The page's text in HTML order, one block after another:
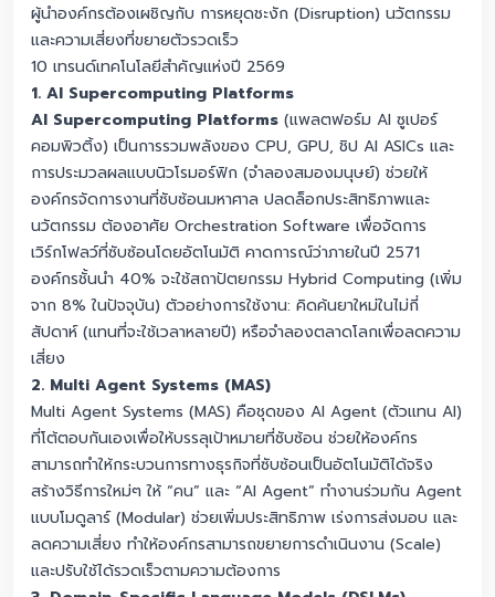
ผู้นำองค์กรต้องเผชิญกับ การหยุดชะงัก (Disruption) นวัตกรรม
และความเสี่ยงที่ขยายตัวรวดเร็ว
10 เทรนด์เทคโนโลยีสำคัญแห่งปี 2569
1. AI Supercomputing Platforms
AI Supercomputing Platforms (แพลตฟอร์ม AI ซูเปอร์
คอมพิวติ้ง) เป็นการรวมพลังของ CPU, GPU, ชิป AI ASICs และ
การประมวลผลแบบนิวโรมอร์ฟิก (จำลองสมองมนุษย์) ช่วยให้
องค์กรจัดการงานที่ซับซ้อนมหาศาล ปลดล็อกประสิทธิภาพและ
นวัตกรรม ต้องอาศัย Orchestration Software เพื่อจัดการ
เวิร์กโฟลว์ที่ซับซ้อนโดยอัตโนมัติ คาดการณ์ว่าภายในปี 2571
องค์กรชั้นนำ 40% จะใช้สถาปัตยกรรม Hybrid Computing (เพิ่ม
จาก 8% ในปัจจุบัน) ตัวอย่างการใช้งาน: คิดค้นยาใหม่ในไม่กี่
สัปดาห์ (แทนที่จะใช้เวลาหลายปี) หรือจำลองตลาดโลกเพื่อลดความ
เสี่ยง
2. Multi Agent Systems (MAS)
Multi Agent Systems (MAS) คือชุดของ AI Agent (ตัวแทน AI)
ที่โต้ตอบกันเองเพื่อให้บรรลุเป้าหมายที่ซับซ้อน ช่วยให้องค์กร
สามารถทำให้กระบวนการทางธุรกิจที่ซับซ้อนเป็นอัตโนมัติได้จริง
สร้างวิธีการใหม่ๆ ให้ “คน” และ “AI Agent” ทำงานร่วมกัน Agent
แบบโมดูลาร์ (Modular) ช่วยเพิ่มประสิทธิภาพ เร่งการส่งมอบ และ
ลดความเสี่ยง ทำให้องค์กรสามารถขยายการดำเนินงาน (Scale)
และปรับใช้ได้รวดเร็วตามความต้องการ